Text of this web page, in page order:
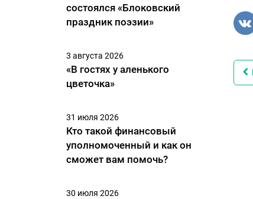
состоялся «Блоковский
праздник поэзии»
3 августа 2026
«В гостях у аленького
цветочка»
31 июля 2026
Кто такой финансовый
уполномоченный и как он
сможет вам помочь?
30 июля 2026